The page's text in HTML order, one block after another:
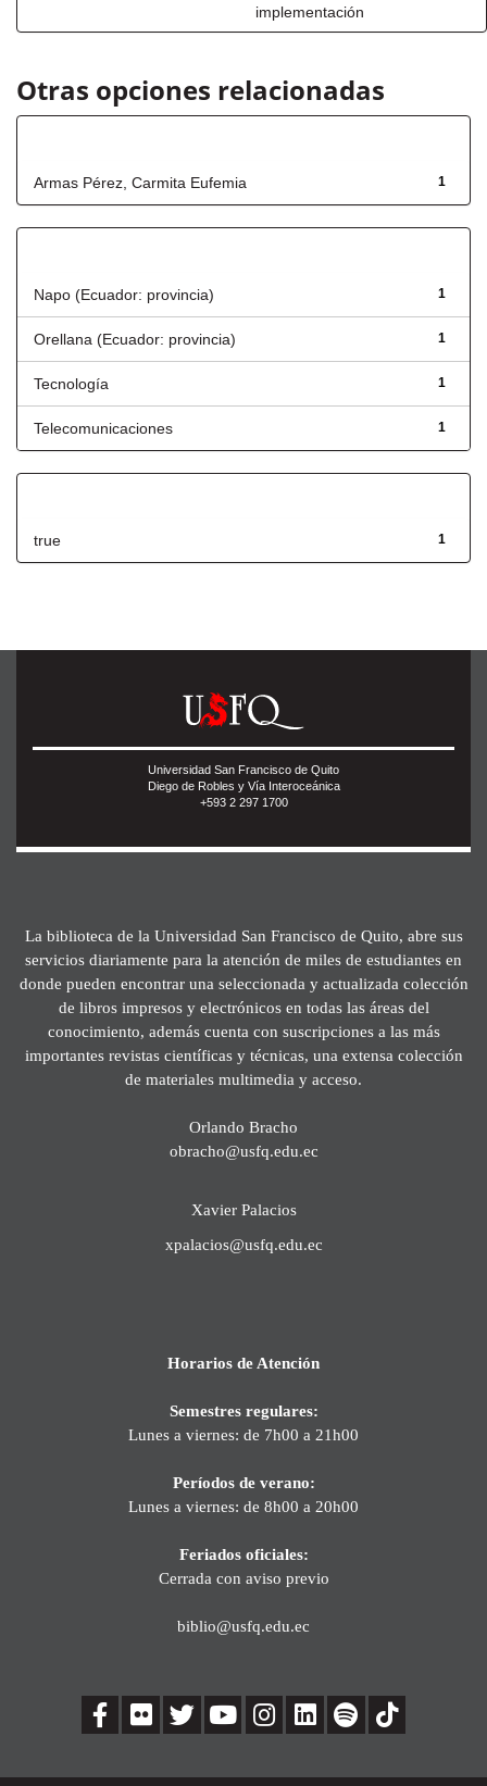
implementación
Otras opciones relacionadas
1
Armas Pérez, Carmita Eufemia
1
Napo (Ecuador: provincia)
1
Orellana (Ecuador: provincia)
1
Tecnología
1
Telecomunicaciones
1
true
Universidad San Francisco de Quito
Diego de Robles y Vía Interoceánica
+593 2 297 1700
La biblioteca de la Universidad San Francisco de Quito, abre sus
servicios diariamente para la atención de miles de estudiantes en
donde pueden encontrar una seleccionada y actualizada colección
de libros impresos y electrónicos en todas las áreas del
conocimiento, además cuenta con suscripciones a las más
importantes revistas científicas y técnicas, una extensa colección
de materiales multimedia y acceso.
Orlando Bracho
obracho@usfq.edu.ec
Xavier Palacios
xpalacios@usfq.edu.ec
Horarios de Atención
Semestres regulares:
Lunes a viernes: de 7h00 a 21h00
Períodos de verano:
Lunes a viernes: de 8h00 a 20h00
Feriados oficiales:
Cerrada con aviso previo
biblio@usfq.edu.ec